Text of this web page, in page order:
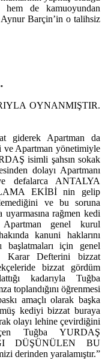
hem de kamuoyundan
Barçin’in o talihsiz
OYNANMIŞTIR.
giderek Apartman da
ve Apartman yönetimiyle
isimli şahsın sokak
dolayı Apartmanı
defalarca ANTALYA
EKİBİ nin gelip
ve bu soruna
rağmen kedi
genel kurul
kanuni haklarını
başlatmaları için genel
Karar Defterini bizzat
bizzat gördüm
kadarıyla Tuğba
toplandığını öğrenmesi
amaçlı olarak başka
kediyi bizzat buraya
olayı lehine çevirdiğini
Tuğba YURDAŞ
DÜŞÜNÜLEN BU
derinden yaralamıştır.”